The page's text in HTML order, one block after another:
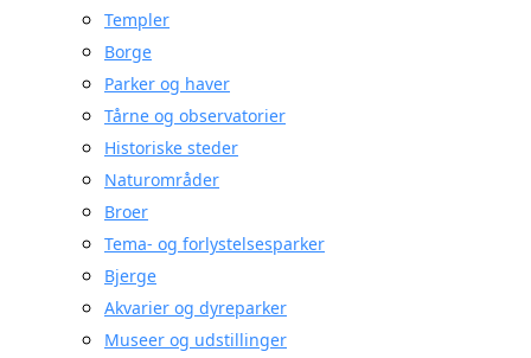
Templer
Borge
Parker og haver
Tårne og observatorier
Historiske steder
Naturområder
Broer
Tema- og forlystelsesparker
Bjerge
Akvarier og dyreparker
Museer og udstillinger